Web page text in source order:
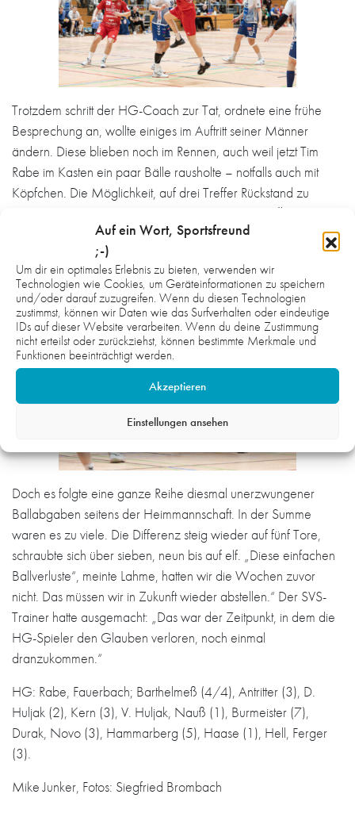
Auf ein Wort, Sportsfreund
;-)
Um dir ein optimales Erlebnis zu bieten, verwenden wir
Technologien wie Cookies, um Geräteinformationen zu speichern
und/oder darauf zuzugreifen. Wenn du diesen Technologien
zustimmst, können wir Daten wie das Surfverhalten oder eindeutige
IDs auf dieser Website verarbeiten. Wenn du deine Zustimmung
nicht erteilst oder zurückziehst, können bestimmte Merkmale und
Funktionen beeinträchtigt werden.
Akzeptieren
Einstellungen ansehen
Trotzdem schritt der HG-Coach zur Tat, ordnete eine frühe
Besprechung an, wollte einiges im Auftritt seiner Männer
ändern. Diese blieben noch im Rennen, auch weil jetzt Tim
Rabe im Kasten ein paar Bälle rausholte – notfalls auch mit
Köpfchen. Die Möglichkeit, auf drei Treffer Rückstand zu
verkürzen, war gegeben (20:24/37.). Für beide Übungsleiter
der zweite, der endgültige Knackpunkt in dieser Begegnung.
„Dieser Wackler bei uns hätte gepaart mit dieser
Hallenstimmung noch einmal für eine Änderung, für ein Kippen
sorgen können“ (Schurr).
Doch es folgte eine ganze Reihe diesmal unerzwungener
Ballabgaben seitens der Heimmannschaft. In der Summe
waren es zu viele. Die Differenz steig wieder auf fünf Tore,
schraubte sich über sieben, neun bis auf elf. „Diese einfachen
Ballverluste“, meinte Lahme, hatten wir die Wochen zuvor
nicht. Das müssen wir in Zukunft wieder abstellen.“ Der SVS-
Trainer hatte ausgemacht: „Das war der Zeitpunkt, in dem die
HG-Spieler den Glauben verloren, noch einmal
dranzukommen.“
HG: Rabe, Fauerbach; Barthelmeß (4/4), Antritter (3), D.
Huljak (2), Kern (3), V. Huljak, Nauß (1), Burmeister (7),
Durak, Novo (3), Hammarberg (5), Haase (1), Hell, Ferger
(3).
Mike Junker, Fotos: Siegfried Brombach